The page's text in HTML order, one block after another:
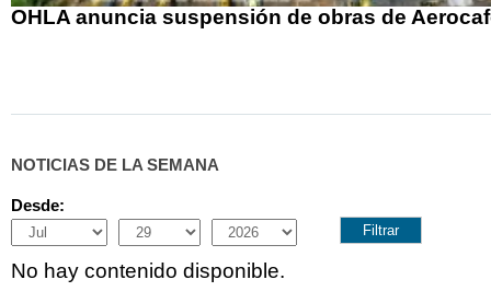
OHLA anuncia suspensión de obras de
NOTICIAS DE LA SEMANA
Desde:
Month
Day Year
No hay contenido disponible.